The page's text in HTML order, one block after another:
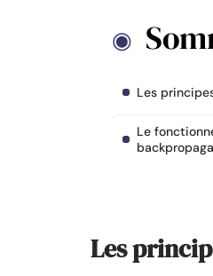
Les
Le
Les